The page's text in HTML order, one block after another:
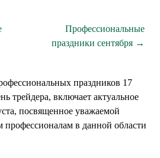
Профессиональные
праздники сентября →
праздников 17
трейдера, включает актуальное
посвященное уважаемой
в данной области